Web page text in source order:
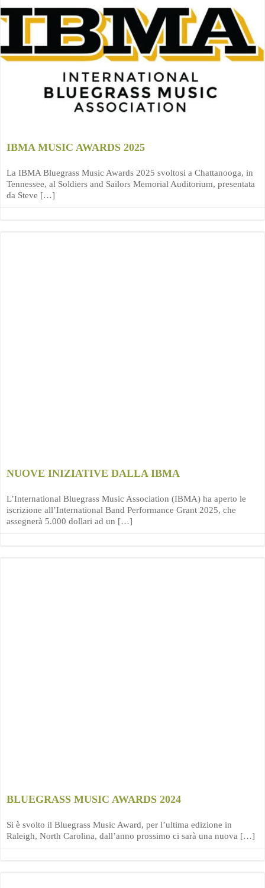
IBMA MUSIC AWARDS 2025
La IBMA Bluegrass Music Awards 2025 svoltosi a Chattanooga, in
Tennessee, al Soldiers and Sailors Memorial Auditorium, presentata
da Steve […]
NUOVE INIZIATIVE DALLA IBMA
L’International Bluegrass Music Association (IBMA) ha aperto le
iscrizione all’International Band Performance Grant 2025, che
assegnerà 5.000 dollari ad un […]
BLUEGRASS MUSIC AWARDS 2024
Si è svolto il Bluegrass Music Award, per l’ultima edizione in
Raleigh, North Carolina, dall’anno prossimo ci sarà una nuova […]